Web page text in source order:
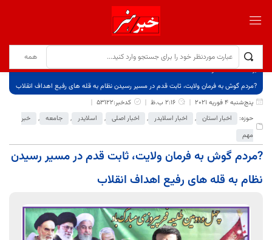
برگ نخست
نوشته‌ها
?مردم گوش به فرمان ولایت، ثابت قدم در مسیر رسیدن نظام به قله های رفیع اهداف انقلاب
پنج‌شنبه 4 فوریه 2021
2:16 ب.ظ
کدخبر:53122
حوزه:
اخبار استان , اخبار اسلایدر , اخبار اصلی , اسلایدر , جامعه ,
خبر
مهم
?مردم گوش به فرمان ولایت، ثابت قدم در مسیر رسیدن
نظام به قله های رفیع اهداف انقلاب